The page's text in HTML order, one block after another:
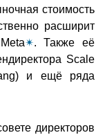
стоимость
расширит
✴. Также её
Scale
и ещё ряда
директоров